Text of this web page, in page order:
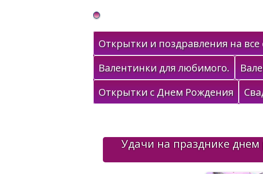
Gif Открытки в подарок
Открытки и поздравления на все
Валентинки для любимого.
Открытки с Днем Рождения
Удачи на празднике